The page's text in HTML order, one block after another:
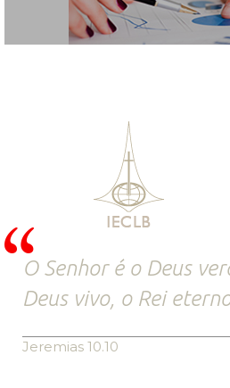
O Senhor é o Deus
Deus vivo, o Rei
Jeremias 10.10